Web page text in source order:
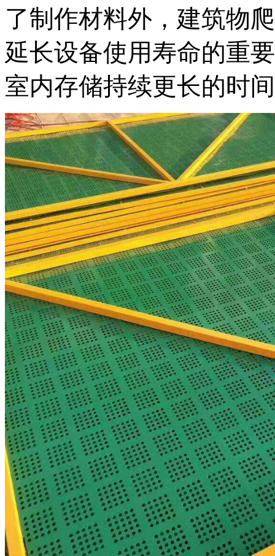
了制作材料外，建筑物
延长设备使用寿命的重
室内存储持续更长的时